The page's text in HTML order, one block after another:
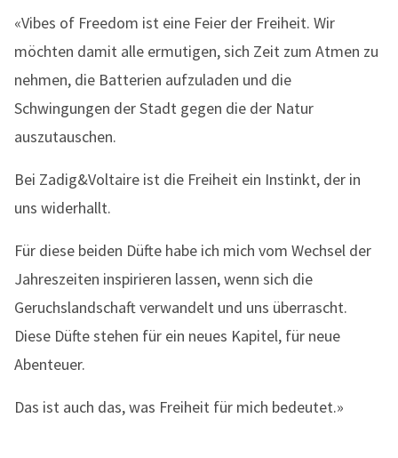
«Vibes of Freedom ist eine Feier der Freiheit. Wir
möchten damit alle ermutigen, sich Zeit zum Atmen zu
nehmen, die Batterien aufzuladen und die
Schwingungen der Stadt gegen die der Natur
auszutauschen.
Bei Zadig&Voltaire ist die Freiheit ein Instinkt, der in
uns widerhallt.
Für diese beiden Düfte habe ich mich vom Wechsel der
Jahreszeiten inspirieren lassen, wenn sich die
Geruchslandschaft verwandelt und uns überrascht.
Diese Düfte stehen für ein neues Kapitel, für neue
Abenteuer.
Das ist auch das, was Freiheit für mich bedeutet.»